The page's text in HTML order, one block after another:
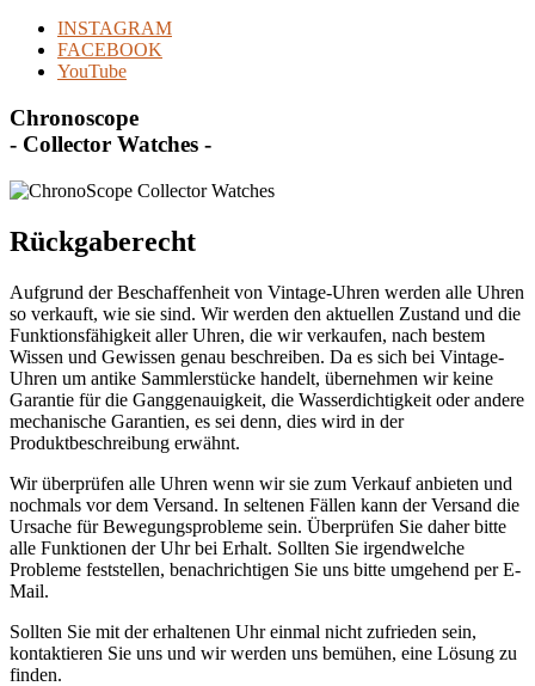
INSTAGRAM
FACEBOOK
YouTube
Chronoscope
- Collector Watches -
Rückgaberecht
Aufgrund der Beschaffenheit von Vintage-Uhren werden alle Uhren
so verkauft, wie sie sind. Wir werden den aktuellen Zustand und die
Funktionsfähigkeit aller Uhren, die wir verkaufen, nach bestem
Wissen und Gewissen genau beschreiben. Da es sich bei Vintage-
Uhren um antike Sammlerstücke handelt, übernehmen wir keine
Garantie für die Ganggenauigkeit, die Wasserdichtigkeit oder andere
mechanische Garantien, es sei denn, dies wird in der
Produktbeschreibung erwähnt.
Wir überprüfen alle Uhren wenn wir sie zum Verkauf anbieten und
nochmals vor dem Versand. In seltenen Fällen kann der Versand die
Ursache für Bewegungsprobleme sein. Überprüfen Sie daher bitte
alle Funktionen der Uhr bei Erhalt. Sollten Sie irgendwelche
Probleme feststellen, benachrichtigen Sie uns bitte umgehend per E-
Mail.
Sollten Sie mit der erhaltenen Uhr einmal nicht zufrieden sein,
kontaktieren Sie uns und wir werden uns bemühen, eine Lösung zu
finden.